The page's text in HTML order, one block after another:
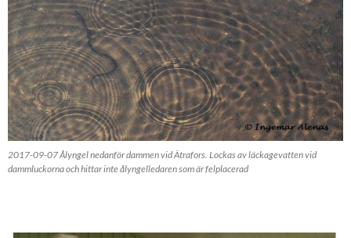
2017-09-07 Ålyngel nedanför dammen vid Ätrafors. Lockas av läckagevatten vid
dammluckorna och hittar inte ålyngelledaren som är felplacerad